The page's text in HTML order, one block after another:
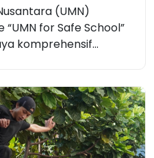
(UMN)
for Safe School”
komprehensif...